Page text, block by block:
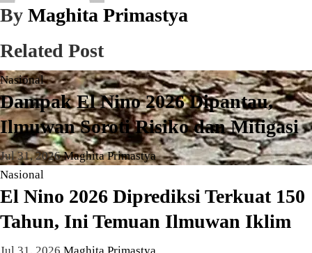
By Maghita Primastya
Related Post
Nasional
Dampak El Nino 2026 Dipantau,
Ilmuwan Soroti Risiko dan Mitigasi
Jul 31, 2026Maghita Primastya
Nasional
El Nino 2026 Diprediksi Terkuat 150
Tahun, Ini Temuan Ilmuwan Iklim
Jul 31, 2026 Maghita Primastya